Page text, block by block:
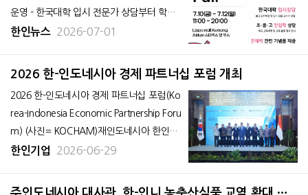
운영 - 한국대학 입시 전문가 상담부터 학년
별 국어 진단 테스트, 문해력 기념품 제공 자
부터 12일(일)까지 사흘간 자카르타 남부 리
한인뉴스 2026-07-01
2026 한-인도네시아 경제 파트너십 포럼 개최
2026 한-인도네시아 경제 파트너십 포럼(Ko
rea-Indonesia Economic Partnership Foru
m) (사진= KOCHAM)재인도네시아 한인상
공회의소(KOCHAM, 코참)는 지난 6월 26일
사관, 대한무역투자진흥공사(KOTRA), 산업
한인기업 2026-06-29